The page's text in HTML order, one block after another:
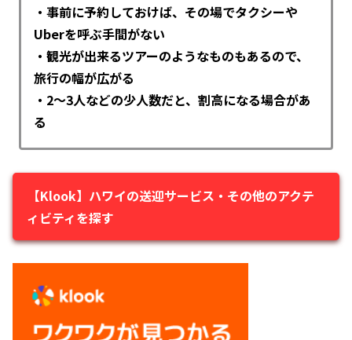
・事前に予約しておけば、その場でタクシーや
Uberを呼ぶ手間がない
・観光が出来るツアーのようなものもあるので、
旅行の幅が広がる
・2～3人などの少人数だと、割高になる場合があ
る
【Klook】ハワイの送迎サービス・その他のアクテ
ィビティを探す